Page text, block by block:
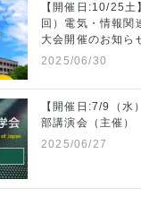
【開催日:10/25
回）電気・情報関
大会開催のお知ら
2025/06/30
【開催日:7/9（水
部講演会（主催）
2025/06/27